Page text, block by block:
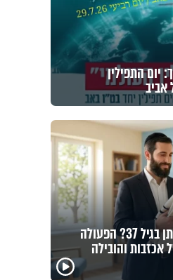
יום התפילין
אביב
מה הסיכוי להתחתן בגיל 37? הפעולה
והובילה